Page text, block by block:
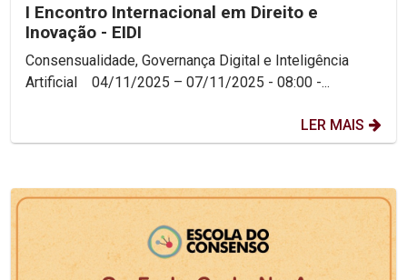
I Encontro Internacional em Direito e
Inovação - EIDI
Consensualidade, Governança Digital e Inteligência
Artificial 04/11/2025 – 07/11/2025 - 08:00 -...
LER MAIS